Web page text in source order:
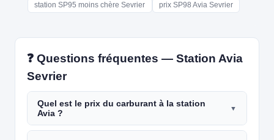
station SP95 moins chère Sevrier
prix SP98 Avia Sevrier
❓ Questions fréquentes — Station Avia
Sevrier
Quel est le prix du carburant à la station
Avia ?